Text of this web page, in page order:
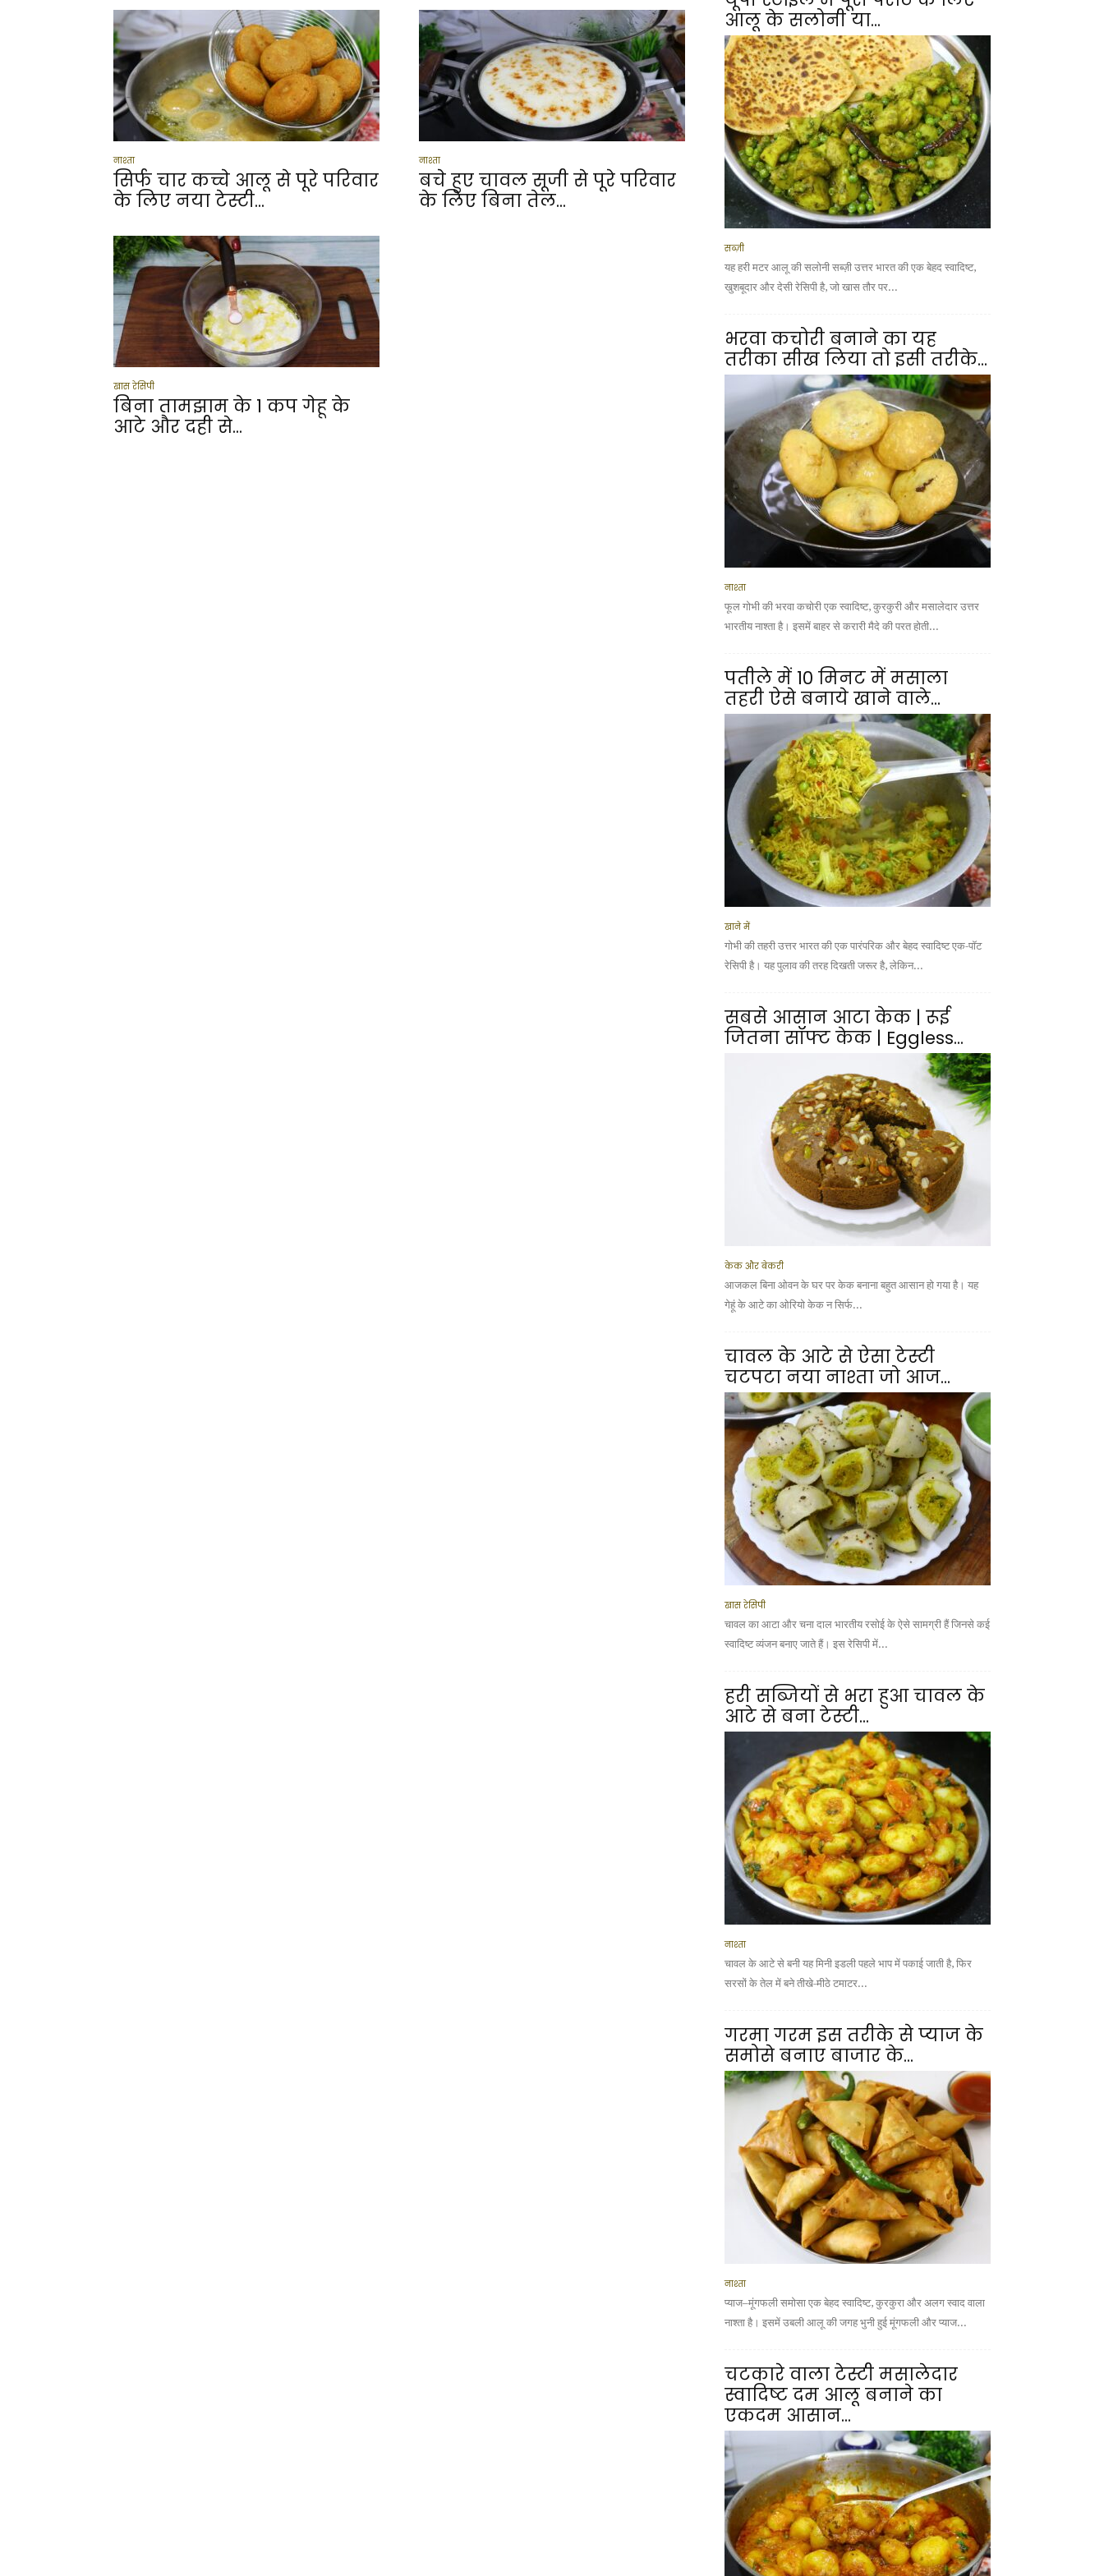
नाश्ता
सिर्फ चार कच्चे आलू से पूरे परिवार
के लिए नया टेस्टी...
नाश्ता
बचे हुए चावल सूजी से पूरे परिवार
के लिए बिना तेल...
खास रेसिपी
बिना तामझाम के 1 कप गेहू के
आटे और दही से...
आलू के सलोनी या...
सब्ज़ी
यह हरी मटर आलू की सलोनी सब्ज़ी उत्तर भारत की एक बेहद स्वादिष्ट,
खुशबूदार और देसी रेसिपी है, जो खास तौर पर...
भरवा कचोरी बनाने का यह
तरीका सीख लिया तो इसी तरीके...
नाश्ता
फूल गोभी की भरवा कचोरी एक स्वादिष्ट, कुरकुरी और मसालेदार उत्तर
भारतीय नाश्ता है। इसमें बाहर से करारी मैदे की परत होती...
पतीले में 10 मिनट में मसाला
तहरी ऐसे बनाये खाने वाले...
खाने में
गोभी की तहरी उत्तर भारत की एक पारंपरिक और बेहद स्वादिष्ट एक-पॉट
रेसिपी है। यह पुलाव की तरह दिखती जरूर है, लेकिन...
सबसे आसान आटा केक | रूई
जितना सॉफ्ट केक | Eggless...
केक और बेकरी
आजकल बिना ओवन के घर पर केक बनाना बहुत आसान हो गया है। यह
गेहूं के आटे का ओरियो केक न सिर्फ...
चावल के आटे से ऐसा टेस्टी
चटपटा नया नाश्ता जो आज...
खास रेसिपी
चावल का आटा और चना दाल भारतीय रसोई के ऐसे सामग्री हैं जिनसे कई
स्वादिष्ट व्यंजन बनाए जाते हैं। इस रेसिपी में...
हरी सब्जियों से भरा हुआ चावल के
आटे से बना टेस्टी...
नाश्ता
चावल के आटे से बनी यह मिनी इडली पहले भाप में पकाई जाती है, फिर
सरसों के तेल में बने तीखे-मीठे टमाटर...
गरमा गरम इस तरीके से प्याज के
समोसे बनाए बाजार के...
नाश्ता
प्याज–मूंगफली समोसा एक बेहद स्वादिष्ट, कुरकुरा और अलग स्वाद वाला
नाश्ता है। इसमें उबली आलू की जगह भुनी हुई मूंगफली और प्याज...
चटकारे वाला टेस्टी मसालेदार
स्वादिष्ट दम आलू बनाने का
एकदम आसान...